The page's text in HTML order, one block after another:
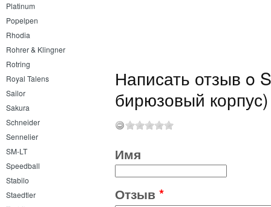
Platinum
Popelpen
Rhodia
Rohrer & Klingner
Rotring
Royal Talens
Sailor
Sakura
Schneider
Sennelier
SM-LT
Speedball
Stabilo
Staedtler
Написать отзыв o
бирюзовый корпус)
Имя
Отзыв *